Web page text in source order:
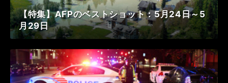
【特集】AFPのベストショット：5月24日～5
月29日